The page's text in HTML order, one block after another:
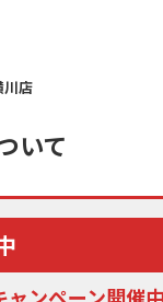
川店
いて